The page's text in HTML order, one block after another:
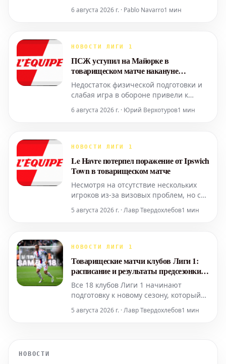
заключил контракт с клубом "Аль-
"Альмерия", играющей во втором
оценивается в 13 миллионов евро,
6 августа 2026 г. · Pablo Navarro1 мин
НОВОСТИ ЛИГИ 1
ПСЖ уступил на Майорке в
товарищеском матче накануне
Суперкубка Европы
Недостаток физической подготовки и
слабая игра в обороне привели к
подготовительном матче против
основного состава весенней части
обладатель европейского кубка так и
6 августа 2026 г. · Юрий Верхотуров1 мин
НОВОСТИ ЛИГИ 1
Le Havre потерпел поражение от Ipswich
Town в товарищеском матче
Несмотря на отсутствие нескольких
игроков из-за визовых проблем, но с
футболистов и новичков, команда Le
Единственный гол забил бывший
5 августа 2026 г. · Лавр Твердохлебов1 мин
НОВОСТИ ЛИГИ 1
Товарищеские матчи клубов Лиги 1:
расписание и результаты предсезонки
2026-2027
Все 18 клубов Лиги 1 начинают
подготовку к новому сезону, который
стартует 21 августа. Здесь вы найдете
полное расписание летних
5 августа 2026 г. · Лавр Твердохлебов1 мин
НОВОСТИ